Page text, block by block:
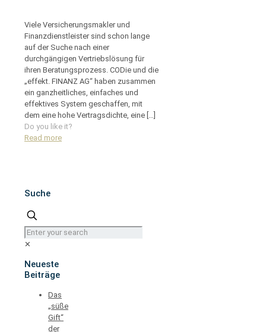
Viele Versicherungsmakler und
Finanzdienstleister sind schon lange
auf der Suche nach einer
durchgängigen Vertriebslösung für
ihren Beratungsprozess. CODie und die
„effekt. FINANZ AG“ haben zusammen
ein ganzheitliches, einfaches und
effektives System geschaffen, mit
dem eine hohe Vertragsdichte, eine […]
Do you like it?
Read more
Suche
✕
Neueste
Beiträge
Das
„süße
Gift“
der